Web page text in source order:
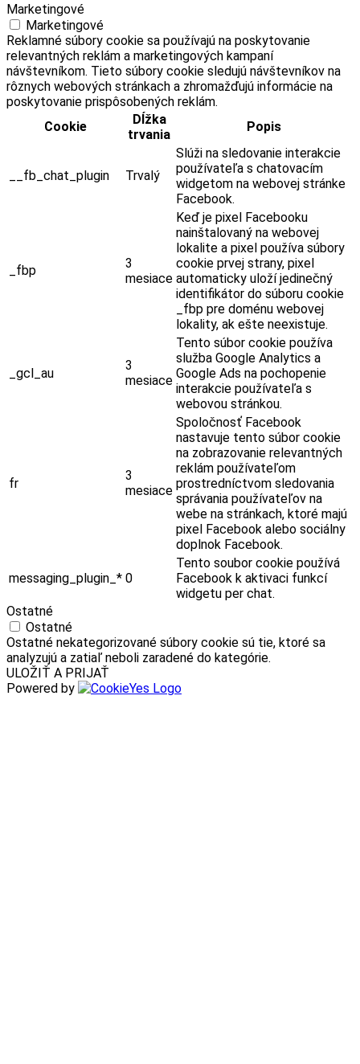
Marketingové
Marketingové
Reklamné súbory cookie sa používajú na poskytovanie
relevantných reklám a marketingových kampaní
návštevníkom. Tieto súbory cookie sledujú návštevníkov na
rôznych webových stránkach a zhromažďujú informácie na
poskytovanie prispôsobených reklám.
Cookie
Dĺžka
trvania
Popis
__fb_chat_plugin Trvalý
Slúži na sledovanie interakcie
používateľa s chatovacím
widgetom na webovej stránke
Facebook.
_fbp
3
mesiace
Keď je pixel Facebooku
nainštalovaný na webovej
lokalite a pixel používa súbory
cookie prvej strany, pixel
automaticky uloží jedinečný
identifikátor do súboru cookie
_fbp pre doménu webovej
lokality, ak ešte neexistuje.
_gcl_au
3
mesiace
Tento súbor cookie používa
služba Google Analytics a
Google Ads na pochopenie
interakcie používateľa s
webovou stránkou.
fr
3
mesiace
Spoločnosť Facebook
nastavuje tento súbor cookie
na zobrazovanie relevantných
reklám používateľom
prostredníctvom sledovania
správania používateľov na
webe na stránkach, ktoré majú
pixel Facebook alebo sociálny
doplnok Facebook.
messaging_plugin_* 0
Tento soubor cookie používá
Facebook k aktivaci funkcí
widgetu per chat.
Ostatné
Ostatné
Ostatné nekategorizované súbory cookie sú tie, ktoré sa
analyzujú a zatiaľ neboli zaradené do kategórie.
ULOŽIŤ A PRIJAŤ
Powered by